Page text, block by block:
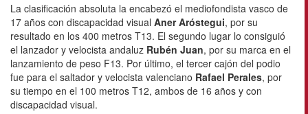
La clasificación absoluta la encabezó el mediofondista vasco de
17 años con discapacidad visual Aner Aróstegui, por su
resultado en los 400 metros T13. El segundo lugar lo consiguió
el lanzador y velocista andaluz Rubén Juan, por su marca en el
lanzamiento de peso F13. Por último, el tercer cajón del podio
fue para el saltador y velocista valenciano Rafael Perales, por
su tiempo en el 100 metros T12, ambos de 16 años y con
discapacidad visual.